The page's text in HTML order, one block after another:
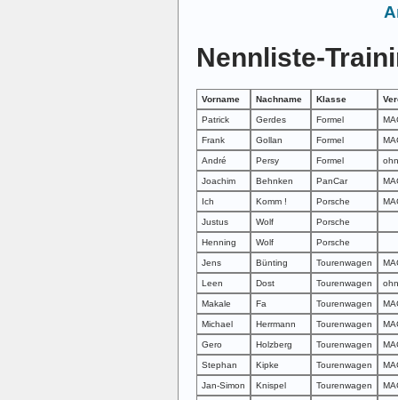
Nennliste-
Vorname Nachname Klasse
Patrick Gerdes Formel
Frank Gollan Formel
André Persy Formel
Joachim Behnken PanCar
Ich Komm ! Porsche
Justus Wolf Porsche
Henning Wolf Porsche
Jens Bünting Tourenwagen
Leen Dost Tourenwagen
Makale Fa Tourenwagen
Michael Herrmann Tourenwagen
Gero Holzberg Tourenwagen
Stephan Kipke Tourenwagen
Jan-Simon Knispel Tourenwagen